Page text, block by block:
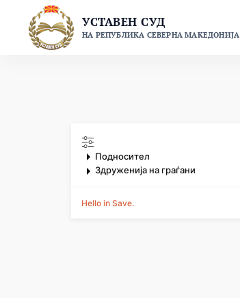
content
УСТАВЕН СУД
НА РЕПУБЛИКА СЕВЕРНА МАКЕДОНИЈА
Подносител
Здруженија на граѓани
Hello in Save.